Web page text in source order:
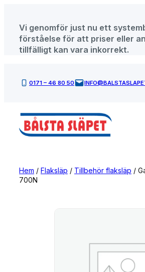
innehåll
Vi genomför just nu ett
förståelse för att priser eller
tillfälligt kan vara inkorrekt.
0171 – 46 80 50
Hem / Flaksläp / Tillbehör flaksläp /
700N